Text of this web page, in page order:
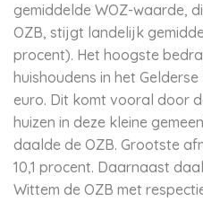
gemiddelde WOZ-waarde,
OZB, stijgt landelijk
procent). Het hoogste
huishoudens in het
euro. Dit komt vooral door
huizen in deze kleine
daalde de OZB. Grootste
10,1 procent. Daarnaast
Wittem de OZB met